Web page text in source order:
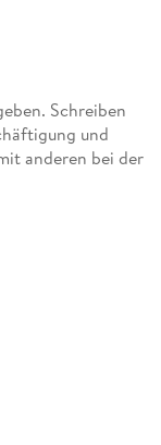
Schreiben
und
anderen bei der